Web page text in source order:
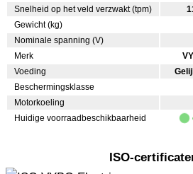
Snelheid op het veld verzwakt (tpm)
Gewicht (kg)
Nominale spanning (V)
Merk
Voeding
Beschermingsklasse
Motorkoeling
Huidige voorraadbeschikbaarheid
ISO-